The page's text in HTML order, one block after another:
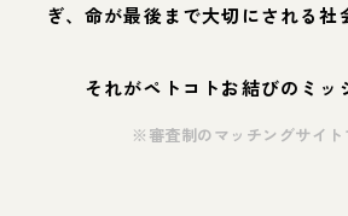
ぎ、命が最後まで大切にされる社
それがペトコトお結びのミッ
※審査制のマッチングサイト